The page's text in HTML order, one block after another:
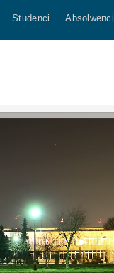
Studenci Absolwenci